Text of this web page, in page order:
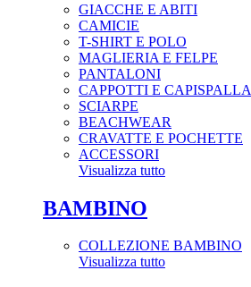
GIACCHE E ABITI
CAMICIE
T-SHIRT E POLO
MAGLIERIA E FELPE
PANTALONI
CAPPOTTI E CAPISPALLA
SCIARPE
BEACHWEAR
CRAVATTE E POCHETTE
ACCESSORI
Visualizza tutto
BAMBINO
COLLEZIONE BAMBINO
Visualizza tutto